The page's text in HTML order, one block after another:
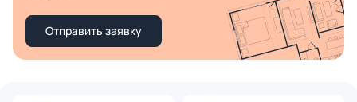
Отправить заявку